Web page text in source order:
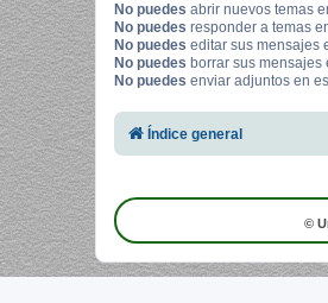
No puedes abrir nuevos temas
No puedes responder a temas
No puedes editar sus mensajes
No puedes borrar sus mensajes
No puedes enviar adjuntos en
Índice general
©